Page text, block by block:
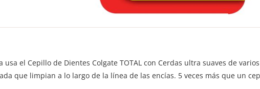
el Cepillo de Dientes Colgate TOTAL con Cerdas ultra suaves de
que limpian a lo largo de la línea de las encías. 5 veces más que un